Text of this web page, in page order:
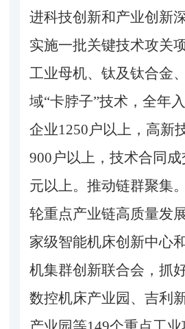
进科技创新和产业创新
实施一批关键技术攻关
工业母机、钛及钛合金
域“卡脖子”技术，全年
企业1250户以上，高新
900户以上，技术合同
元以上。推动链群聚集
轮重点产业链高质量发
家级智能机床创新中心
机集群创新联合会，抓
数控机床产业园、吉利